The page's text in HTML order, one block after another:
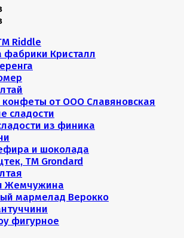
Riddle
Кристалл
конфеты от ООО Славяновская
сладости
из финика
и шоколада
ТМ Grondard
Жемчужина
мармелад Верокко
фигурное